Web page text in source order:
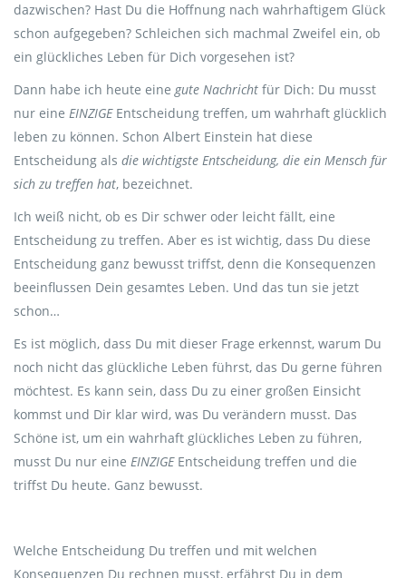
dazwischen? Hast Du die Hoffnung nach wahrhaftigem Glück
schon aufgegeben? Schleichen sich machmal Zweifel ein, ob
ein glückliches Leben für Dich vorgesehen ist?
Dann habe ich heute einegute Nachricht für Dich: Du musst
nur eine EINZIGEEntscheidung treffen, um wahrhaft glücklich
leben zu können. Schon Albert Einstein hat diese
Entscheidung als die wichtigste Entscheidung, die ein Mensch für
sich zu treffen hat, bezeichnet.
Ich weiß nicht, ob es Dir schwer oder leicht fällt, eine
Entscheidung zu treffen. Aber es ist wichtig, dass Du diese
Entscheidung ganz bewusst triffst, denn die Konsequenzen
beeinflussen Dein gesamtes Leben. Und das tun sie jetzt
schon…
Es ist möglich, dass Du mit dieser Frage erkennst, warum Du
noch nicht das glückliche Leben führst, das Du gerne führen
möchtest. Es kann sein, dass Du zu einer großen Einsicht
kommst und Dir klar wird, was Du verändern musst. Das
Schöne ist, um ein wahrhaft glückliches Leben zu führen,
musst Du nur eine EINZIGEEntscheidung treffen und die
triffst Du heute. Ganz bewusst.
Welche Entscheidung Du treffen und mit welchen
Konsequenzen Du rechnen musst, erfährst Du in dem